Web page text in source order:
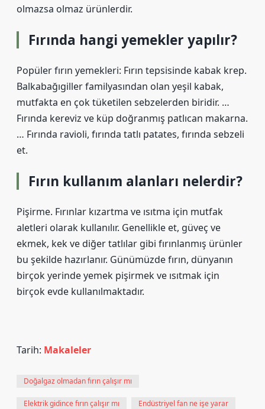
olmazsa olmaz ürünlerdir.
Fırında hangi yemekler yapılır?
Popüler fırın yemekleri: Fırın tepsisinde kabak krep.
Balkabağıgiller familyasından olan yeşil kabak,
mutfakta en çok tüketilen sebzelerden biridir. …
Fırında kereviz ve küp doğranmış patlıcan makarna.
… Fırında ravioli, fırında tatlı patates, fırında sebzeli
et.
Fırın kullanım alanları nelerdir?
Pişirme. Fırınlar kızartma ve ısıtma için mutfak
aletleri olarak kullanılır. Genellikle et, güveç ve
ekmek, kek ve diğer tatlılar gibi fırınlanmış ürünler
bu şekilde hazırlanır. Günümüzde fırın, dünyanın
birçok yerinde yemek pişirmek ve ısıtmak için
birçok evde kullanılmaktadır.
Tarih: Makaleler
Doğalgaz olmadan fırın çalışır mı
Elektrik gidince fırın çalışır mı Endüstriyel fan ne işe yarar